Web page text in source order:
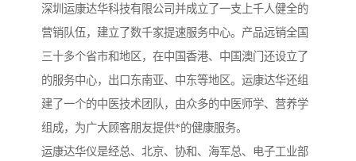
深圳运康达华科技有限公司并成立了一支上千人健全的
营销队伍，建立了数千家提速服务中心。产品远销全国
三十多个省市和地区，在中国香港、中国澳门还设立了
的服务中心，出口东南亚、中东等地区。运康达华还组
建了一个的中医技术团队，由众多的中医师学、营养学
组成，为广大顾客朋友提供*的健康服务。
运康达华仪是经总、北京、协和、海军总、电子工业部